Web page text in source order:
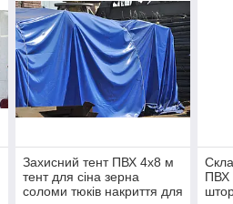
Захисний тент ПВХ 4x8 м
тент для сіна зерна
соломи тюків накриття для
ПВХ